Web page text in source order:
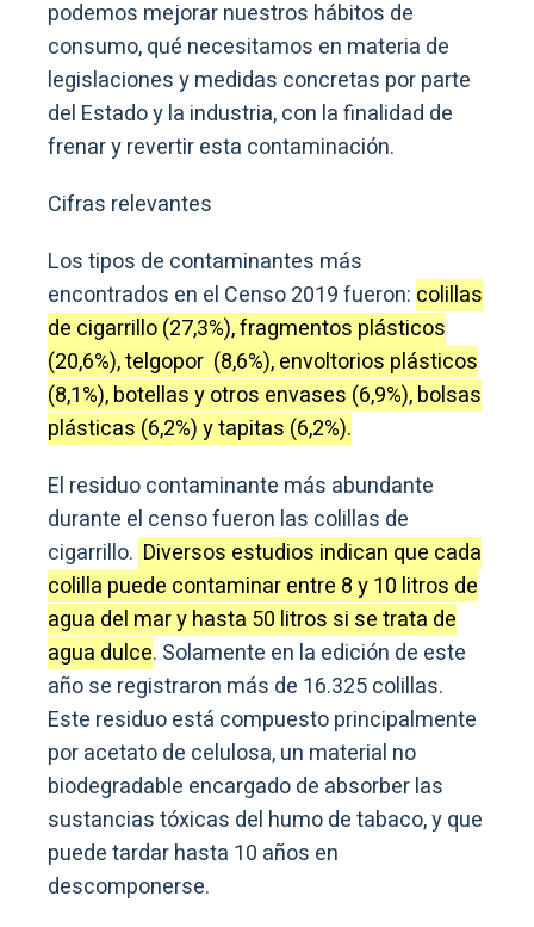
podemos mejorar nuestros hábitos de
consumo, qué necesitamos en materia de
legislaciones y medidas concretas por parte
del Estado y la industria, con la finalidad de
frenar y revertir esta contaminación.
Cifras relevantes
Los tipos de contaminantes más
encontrados en el Censo 2019 fueron: colillas
de cigarrillo (27,3%), fragmentos plásticos
(20,6%), telgopor (8,6%), envoltorios plásticos
(8,1%), botellas y otros envases (6,9%), bolsas
plásticas (6,2%) y tapitas (6,2%).
El residuo contaminante más abundante
durante el censo fueron las colillas de
cigarrillo. Diversos estudios indican que cada
colilla puede contaminar entre 8 y 10 litros de
agua del mar y hasta 50 litros si se trata de
agua dulce. Solamente en la edición de este
año se registraron más de 16.325 colillas.
Este residuo está compuesto principalmente
por acetato de celulosa, un material no
biodegradable encargado de absorber las
sustancias tóxicas del humo de tabaco, y que
puede tardar hasta 10 años en
descomponerse.